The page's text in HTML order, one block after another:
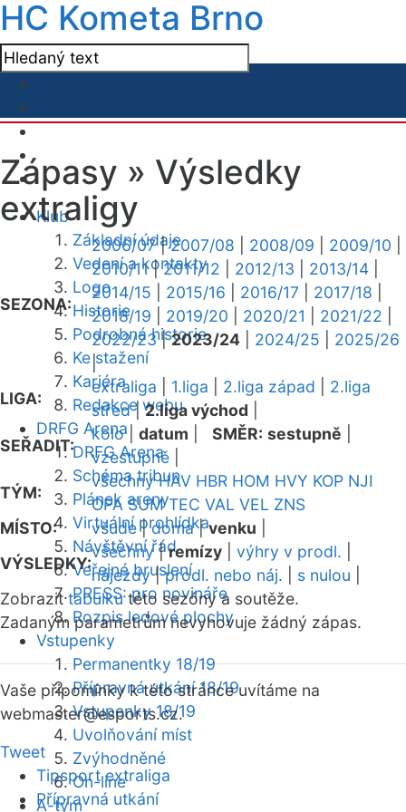
HC Kometa Brno
Klub
Základní údaje
Vedení a kontakty
Logo
Historie
Podrobná historie
Ke stažení
Kariéra
Redakce webu
DRFG Arena
DRFG Arena
Schéma tribun
Plánek areny
Virtuální prohlídka
Návštěvní řád
Veřejné bruslení
PRESS: pro novináře
Rozpis ledové plochy
Vstupenky
Permanentky 18/19
Přípravná utkání 18/19
Vstupenky 18/19
Uvolňování míst
Zvýhodněné
On-line
A-tým
Zápasy » Výsledky
extraligy
SEZONA:
2006/07|2007/08 2008/09 2009/10
2010/11|2011/12 2012/13 2013/14
2014/15
2015/16 2016/17 2017/18
2018/19
2019/20 2020/21 2021/22
2022/23|2023/24 2024/25
2025/26
|
LIGA:
extraliga 1.liga 2.liga západ
2.liga
střed|2.liga východ
SEŘADIT:
kolo| datum SMĚR: sestupně
vzestupně
TÝM:
všechny HAV HBR HOM HVY KOP NJI
OPA SUM TEC VAL VEL ZNS
MÍSTO:
všude|doma|venku
VÝSLEDKY:
všechny|remízy výhry v prodl.
nájezdy|prodl. nebo náj. s nulou
Zobrazittabulkutéto sezóny a soutěže.
Zadaným parametrům nevyhovuje žádný zápas.
Vaše připomínky k této stránce uvítáme na
webmaster@esports.cz.
Tweet
Tipsport extraliga
Přípravná utkání